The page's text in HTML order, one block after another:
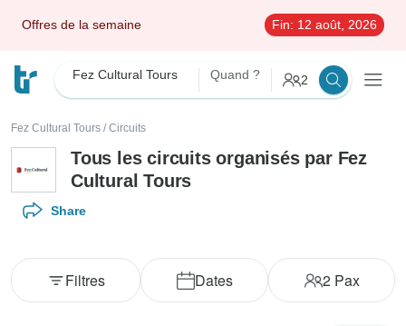
Offres de la semaine Fin: 12 août, 2026
Fez Cultural Tours Quand ? 2
Fez Cultural Tours / Circuits
Tous les circuits organisés par Fez
Cultural Tours
Share
Dates 2Pax
Filtres